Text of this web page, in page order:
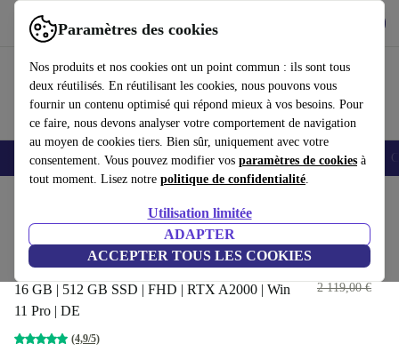
Paramètres des cookies
Nos produits et nos cookies ont un point commun : ils sont tous
deux réutilisés. En réutilisant les cookies, nous pouvons vous
fournir un contenu optimisé qui répond mieux à vos besoins. Pour
ce faire, nous devons analyser votre comportement de navigation
au moyen de cookies tiers. Bien sûr, uniquement avec votre
consentement. Vous pouvez modifier vos paramètres de cookies à
tout moment. Lisez notre politique de confidentialité.
Utilisation limitée
ADAPTER
ACCEPTER TOUS LES COOKIES
Utilisez refurbed rapidement et facilement
Smartphones Laptops Tablettes Montres connectées Accessoires
HP ZBook Fury 15 G8 | i7-
11850H | 15.6-pouces
16 GB | 512 GB SSD | FHD | RTX A2000 | Win
11 Pro | DE
(4,9/5)
759,00 €
2 119,00 €